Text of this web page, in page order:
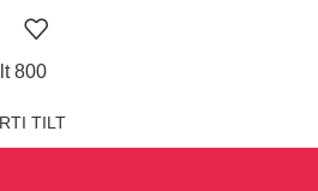
800
TILT